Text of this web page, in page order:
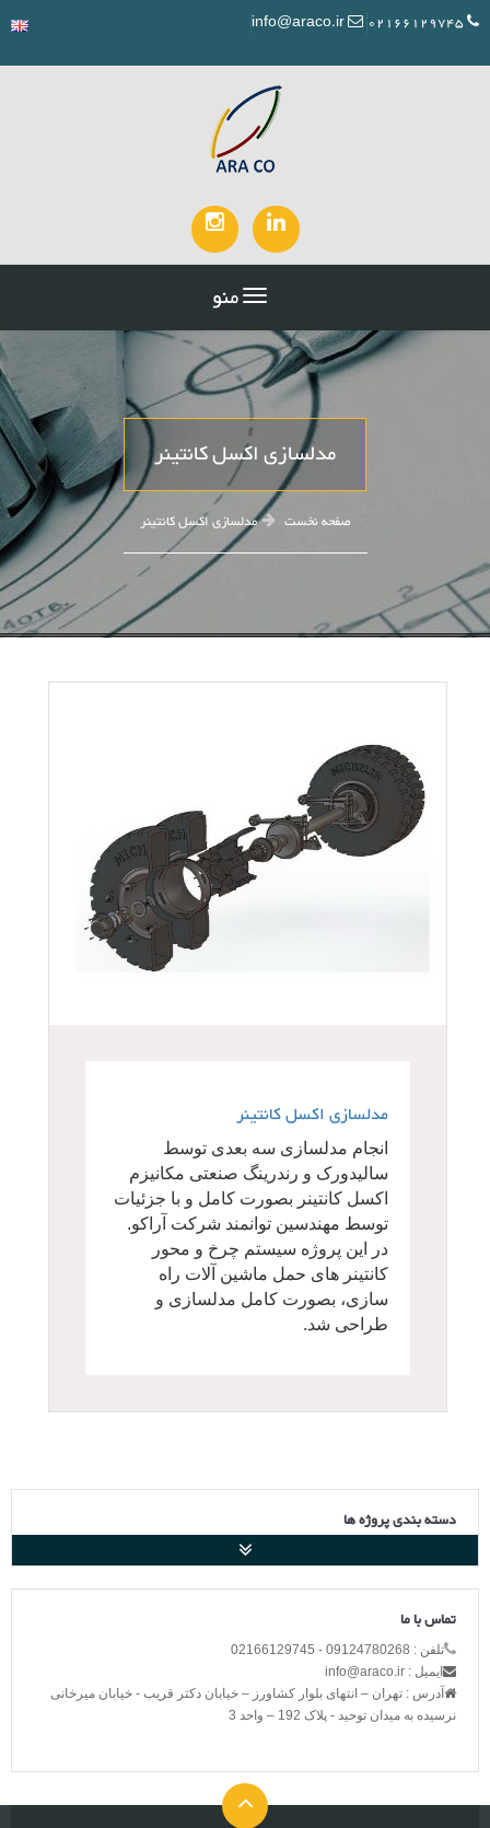
منو
مدلسازی اکسل کانتینر
صفحه نخست مدلسازی اکسل کانتینر
مدلسازی اکسل کانتینر
انجام مدلسازی سه بعدی توسط
سالیدورک و رندرینگ صنعتی مکانیزم
اکسل کانتینر بصورت کامل و با جزئیات
توسط مهندسین توانمند شرکت آراکو.
در این پروژه سیستم چرخ و محور
کانتینر های حمل ماشین آلات راه
سازی، بصورت کامل مدلسازی و
طراحی شد.
دسته بندی پروژه ها
تماس با ما
تلفن : 09124780268 - 02166129745
ایمیل : info@araco.ir
آدرس : تهران – انتهای بلوار کشاورز – خیابان دکتر قریب - خیابان میرخانی
نرسیده به میدان توحید - پلاک 192 – واحد 3